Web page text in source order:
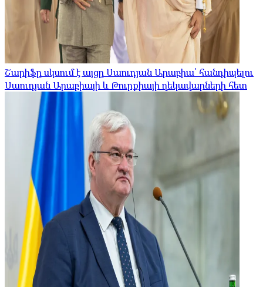
Շարիֆը սկսում է այցը Սաուդյան Արաբիա՝ հանդիպելու
Սաուդյան Արաբիայի և Թուրքիայի ղեկավարների հետ